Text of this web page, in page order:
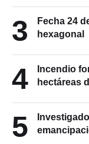
3
Fecha 24
hexagonal
4
Incendio
hectáreas
5